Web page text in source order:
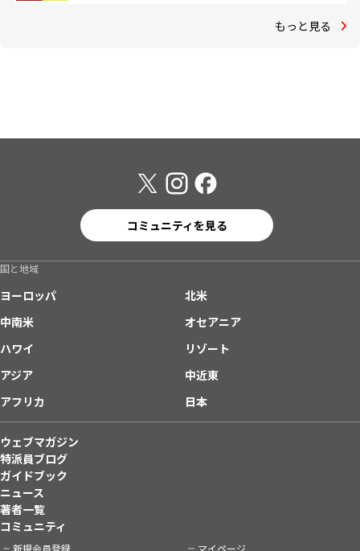
もっと見る
コミュニティを見る
国と地域
ヨーロッパ
北米
中南米
オセアニア
ハワイ
リゾート
アジア
中近東
アフリカ
日本
ウェブマガジン
特派員ブログ
ガイドブック
ニュース
著者一覧
コミュニティ
新規会員登録 マイページ